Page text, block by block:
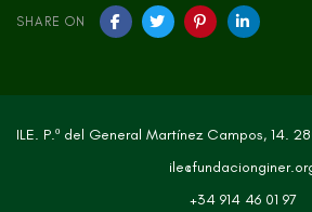
SHARE ON
ILE. P.º del General Martínez Campos, 14.
+34 914 46 01 97